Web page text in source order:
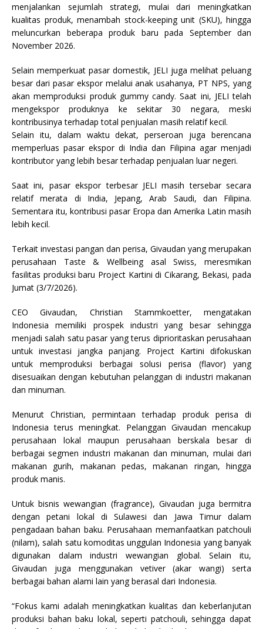
menjalankan sejumlah strategi, mulai dari meningkatkan
kualitas produk, menambah stock-keeping unit (SKU), hingga
meluncurkan beberapa produk baru pada September dan
November 2026.
Selain memperkuat pasar domestik, JELI juga melihat peluang
besar dari pasar ekspor melalui anak usahanya, PT NPS, yang
akan memproduksi produk gummy candy. Saat ini, JELI telah
mengekspor produknya ke sekitar 30 negara, meski
kontribusinya terhadap total penjualan masih relatif kecil.
Selain itu, dalam waktu dekat, perseroan juga berencana
memperluas pasar ekspor di India dan Filipina agar menjadi
kontributor yang lebih besar terhadap penjualan luar negeri.
Saat ini, pasar ekspor terbesar JELI masih tersebar secara
relatif merata di India, Jepang, Arab Saudi, dan Filipina.
Sementara itu, kontribusi pasar Eropa dan Amerika Latin masih
lebih kecil.
Terkait investasi pangan dan perisa, Givaudan yang merupakan
perusahaan Taste & Wellbeing asal Swiss, meresmikan
fasilitas produksi baru Project Kartini di Cikarang, Bekasi, pada
Jumat (3/7/2026).
CEO Givaudan, Christian Stammkoetter, mengatakan
Indonesia memiliki prospek industri yang besar sehingga
menjadi salah satu pasar yang terus diprioritaskan perusahaan
untuk investasi jangka panjang. Project Kartini difokuskan
untuk memproduksi berbagai solusi perisa (flavor) yang
disesuaikan dengan kebutuhan pelanggan di industri makanan
dan minuman.
Menurut Christian, permintaan terhadap produk perisa di
Indonesia terus meningkat. Pelanggan Givaudan mencakup
perusahaan lokal maupun perusahaan berskala besar di
berbagai segmen industri makanan dan minuman, mulai dari
makanan gurih, makanan pedas, makanan ringan, hingga
produk manis.
Untuk bisnis wewangian (fragrance), Givaudan juga bermitra
dengan petani lokal di Sulawesi dan Jawa Timur dalam
pengadaan bahan baku. Perusahaan memanfaatkan patchouli
(nilam), salah satu komoditas unggulan Indonesia yang banyak
digunakan dalam industri wewangian global. Selain itu,
Givaudan juga menggunakan vetiver (akar wangi) serta
berbagai bahan alami lain yang berasal dari Indonesia.
“Fokus kami adalah meningkatkan kualitas dan keberlanjutan
produksi bahan baku lokal, seperti patchouli, sehingga dapat